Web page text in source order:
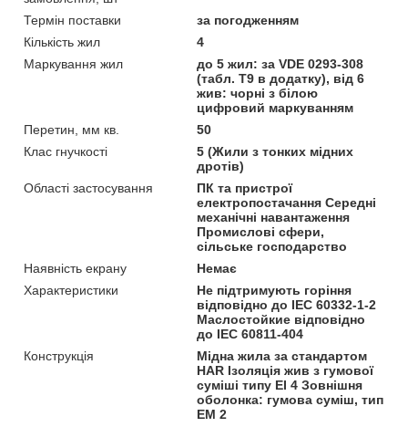
Термін поставки
за погодженням
Кількість жил
4
Маркування жил
до 5 жил: за VDE 0293-308
(табл. T9 в додатку), від 6
жив: чорні з білою
цифровий маркуванням
Перетин, мм кв.
50
Клас гнучкості
5 (Жили з тонких мідних
дротів)
Області застосування
ПК та пристрої
електропостачання Середні
механічні навантаження
Промислові сфери,
сільське господарство
Наявність екрану
Немає
Характеристики
Не підтримують горіння
відповідно до IEC 60332-1-2
Маслостойкие відповідно
до IEC 60811-404
Конструкція
Мідна жила за стандартом
HAR Ізоляція жив з гумової
суміші типу EI 4 Зовнішня
оболонка: гумова суміш, тип
EM 2